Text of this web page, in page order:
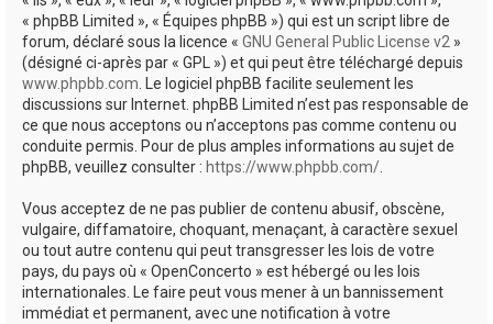
« phpBB Limited », « Équipes phpBB ») qui est un script libre de
forum, déclaré sous la licence « GNU General Public License v2 »
(désigné ci-après par « GPL ») et qui peut être téléchargé depuis
www.phpbb.com. Le logiciel phpBB facilite seulement les
discussions sur Internet. phpBB Limited n’est pas responsable de
ce que nous acceptons ou n’acceptons pas comme contenu ou
conduite permis. Pour de plus amples informations au sujet de
phpBB, veuillez consulter : https://www.phpbb.com/.
Vous acceptez de ne pas publier de contenu abusif, obscène,
vulgaire, diffamatoire, choquant, menaçant, à caractère sexuel
ou tout autre contenu qui peut transgresser les lois de votre
pays, du pays où « OpenConcerto » est hébergé ou les lois
internationales. Le faire peut vous mener à un bannissement
immédiat et permanent, avec une notification à votre